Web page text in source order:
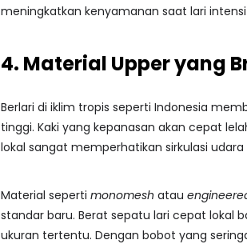
meningkatkan kenyamanan saat lari
4. Material Upper yang
Berlari di iklim tropis seperti Indonesia
tinggi. Kaki yang kepanasan akan cepat
lokal sangat memperhatikan sirkulasi
Material seperti monomesh atau
standar baru. Berat sepatu lari cepat lokal
ukuran tertentu. Dengan bobot yang